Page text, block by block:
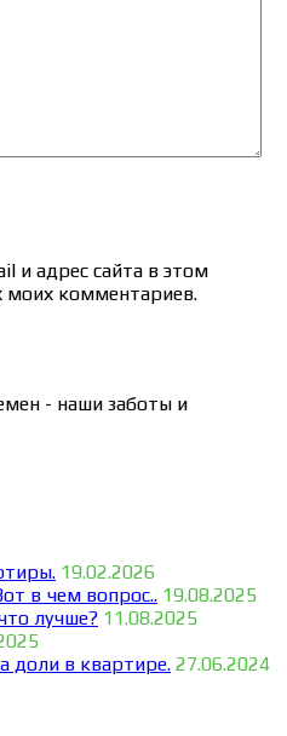
и адрес сайта в этом
моих комментариев.
- наши заботы и
19.02.2026
в чем вопрос.. 19.08.2025
лучше? 11.08.2025
доли в квартире. 27.06.2024